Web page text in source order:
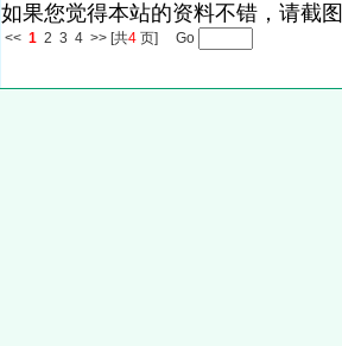
如果您觉得本站的资料不错，请截
<< 1 2 3 4 >> [共4 页] Go